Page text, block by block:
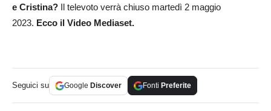
e Cristina?
Il televoto verrà chiuso martedì 2 maggio
2023. Ecco il Video Mediaset.
Seguici su Google Discover Fonti Preferite